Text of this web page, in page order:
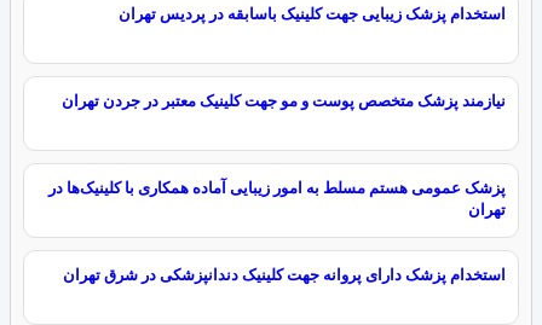
استخدام پزشک زیبایی جهت کلینیک باسابقه در پردیس تهران
نیازمند پزشک متخصص پوست و مو جهت کلینیک معتبر در جردن تهران
پزشک عمومی هستم مسلط به امور زیبایی آماده همکاری با کلینیک‌ها در
تهران
استخدام پزشک دارای پروانه جهت کلینیک دندانپزشکی در شرق تهران